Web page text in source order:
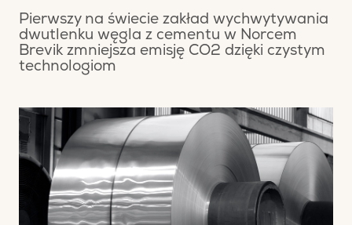
Pierwszy na świecie zakład wychwytywania
dwutlenku węgla z cementu w Norcem
Brevik zmniejsza emisję CO2 dzięki czystym
technologiom